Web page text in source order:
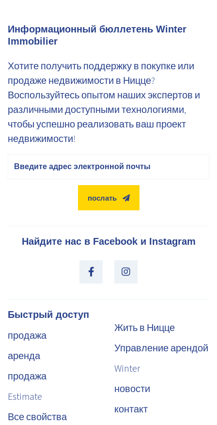
Информационный бюллетень Winter
Immobilier
Хотите получить поддержку в покупке или
продаже недвижимости в Ницце?
Воспользуйтесь опытом наших экспертов и
различными доступными технологиями,
чтобы успешно реализовать ваш проект
недвижимости!
послать
Найдите нас в Facebook и Instagram
Быстрый доступ
продажа
аренда
продажа
Estimate
Все свойства
Жить в Ницце
Управление арендой
Winter
новости
контакт